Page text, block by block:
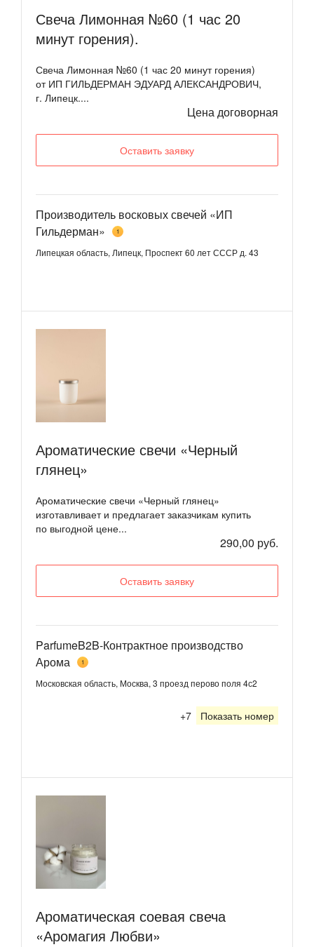
Свеча Лимонная №60 (1 час 20
минут горения).
Свеча Лимонная №60 (1 час 20 минут горения)
от ИП ГИЛЬДЕРМАН ЭДУАРД АЛЕКСАНДРОВИЧ,
г. Липецк....
Цена договорная
Оставить заявку
Производитель восковых свечей «ИП
Гильдерман»
1
Липецкая область, Липецк, Проспект 60 лет СССР д. 43
Ароматические свечи «Черный
глянец»
Ароматические свечи «Черный глянец»
изготавливает и предлагает заказчикам купить
по выгодной цене...
290,00 руб.
Оставить заявку
ParfumeB2B-Контрактное производство
Арома
1
Московская область, Москва, 3 проезд перово поля 4с2
+7 Показать номер
Ароматическая соевая свеча
«Аромагия Любви»